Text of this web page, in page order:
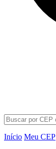
Início Meu CEP